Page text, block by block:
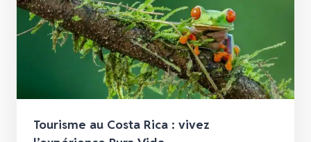
Tourisme au Costa Rica : vivez